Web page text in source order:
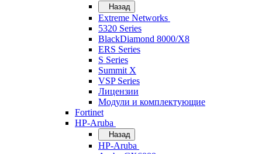
Назад
Extreme Networks
5320 Series
BlackDiamond 8000/X8
ERS Series
S Series
Summit X
VSP Series
Лицензии
Модули и комплектующие
Fortinet
HP-Aruba
Назад
HP-Aruba